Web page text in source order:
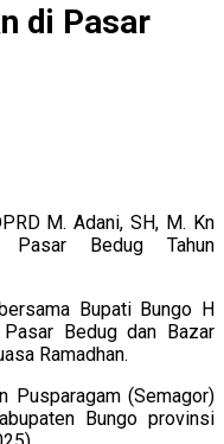
di Pasar
M. Adani, SH, M. Kn
Pasar Bedug Tahun
Bupati Bungo H
Pasar Bedug dan Bazar
Ramadhan.
Pusparagam (Semagor)
Bungo provinsi